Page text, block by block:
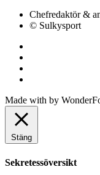
Chefredaktör &
© Sulkysport
Made with by
Stäng
Sekretessöversikt